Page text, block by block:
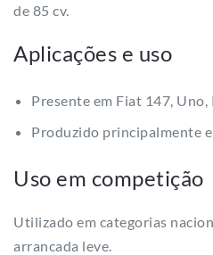
de 85 cv.
Aplicações e uso
Presente em Fiat 147, Uno,
Produzido principalmente
Uso em competição
Utilizado em categorias
arrancada leve.